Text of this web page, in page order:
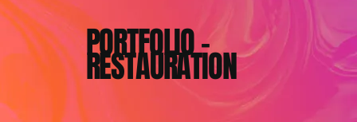
PORTFOLIO -
RESTAURATION